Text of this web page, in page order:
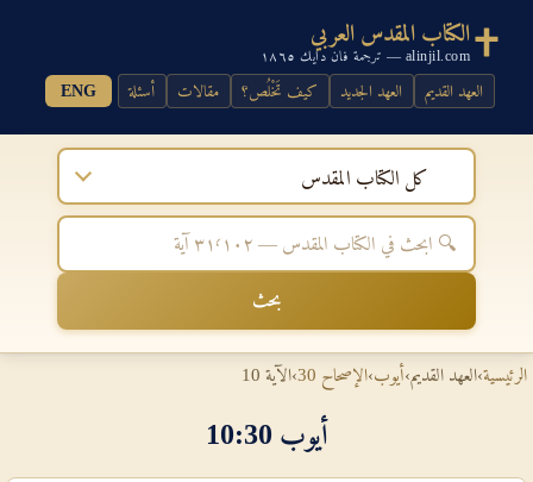
الكتاب المقدس العربي
alinjil.com — ترجمة فان دايك ١٨٦٥
العهد القديم العهد الجديد كيف تَخْلُص؟ مقالات أسئلة ENG
كل الكتاب المقدس
بحث
الرئيسية›العهد القديم›أيوب›الإصحاح 30 ›الآية 10
أيوب 30‏:‏10